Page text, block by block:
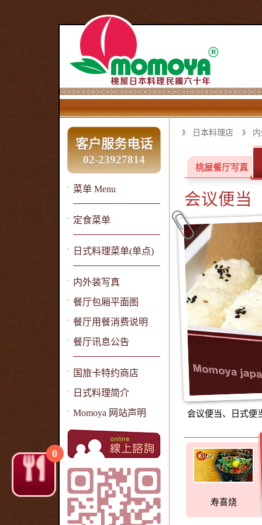
客户服务电话
02-23927814
菜单 Menu
定食菜单
日式料理菜单(单点)
内外装写真
餐厅包厢平面图
餐厅用餐消费说明
餐厅讯息公告
国旅卡特约商店
日式料理简介
Momoya 网站声明
日本料理店
桃屋餐厅写真
会议便当
会议便当、日式便
寿喜烧
0